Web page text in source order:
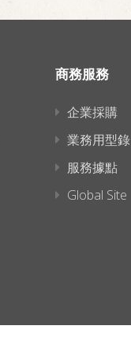
商務服務
企業採購
業務用型錄
服務據點
Global Site